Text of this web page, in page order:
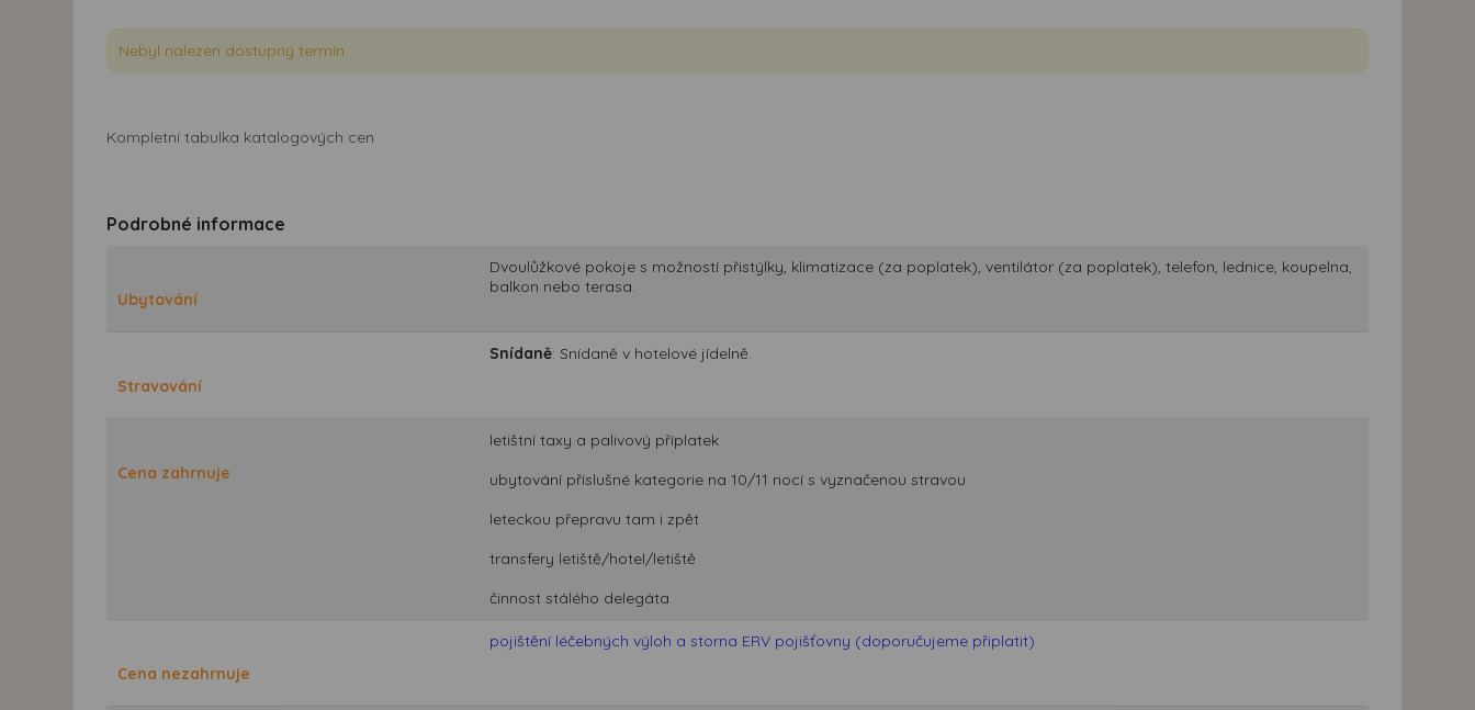
Nebyl nalezen dostupný termín.
Kompletní tabulka katalogových cen
Podrobné informace
Ubytování
Dvoulůžkové pokoje s možností přistýlky, klimatizace (za poplatek), ventilátor (za poplatek), telefon, lednice, koupelna,
balkon nebo terasa.
Stravování
Snídaně: Snídaně v hotelové jídelně.
Cena zahrnuje
letištní taxy a palivový příplatek
ubytování příslušné kategorie na 10/11 nocí s vyznačenou stravou
leteckou přepravu tam i zpět
transfery letiště/hotel/letiště
činnost stálého delegáta
Cena nezahrnuje
pojištění léčebných výloh a storna ERV pojišťovny (doporučujeme připlatit)